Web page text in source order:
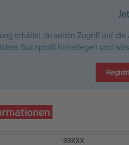
erhältst du vollen Zugriff auf
Suchprofil hinterlegen und
69XXX